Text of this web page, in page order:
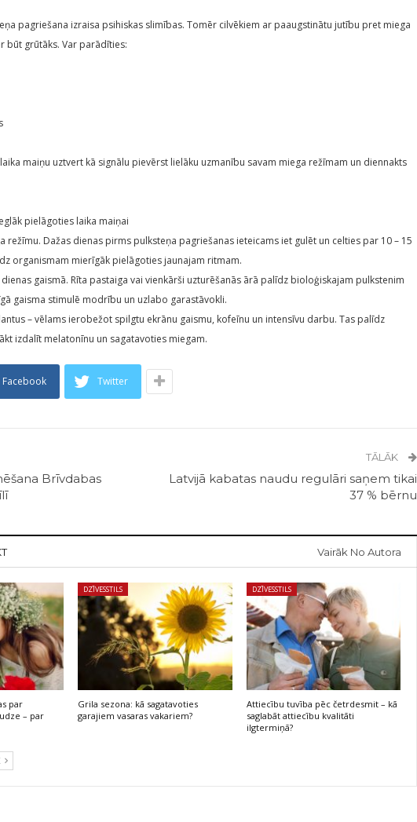
pagriešana izraisa psihiskas slimības. Tomēr cilvēkiem ar paaugstinātu jutību pret miega
būt grūtāks. Var parādīties:
maiņu uztvert kā signālu pievērst lielāku uzmanību savam miega režīmam un diennakts
pielāgoties laika maiņai
režīmu. Dažas dienas pirms pulksteņa pagriešanas ieteicams iet gulēt un celties par 10 – 15
organismam mierīgāk pielāgoties jaunajam ritmam.
gaismā. Rīta pastaiga vai vienkārši uzturēšanās ārā palīdz bioloģiskajam pulkstenim
gaisma stimulē modrību un uzlabo garastāvokli.
– vēlams ierobežot spilgtu ekrānu gaismu, kofeīnu un intensīvu darbu. Tas palīdz
izdalīt melatonīnu un sagatavoties miegam.
Facebook Twitter
Brīvdabas
TĀLĀK
Latvijā kabatas naudu regulāri saņem tikai
37 % bērnu
Vairāk No Autora
par
– par
DZĪVESSTILS
Grila sezona: kā sagatavoties
garajiem vasaras vakariem?
DZĪVESSTILS
Attiecību tuvība pēc četrdesmit – kā
saglabāt attiecību kvalitāti
ilgtermiņā?